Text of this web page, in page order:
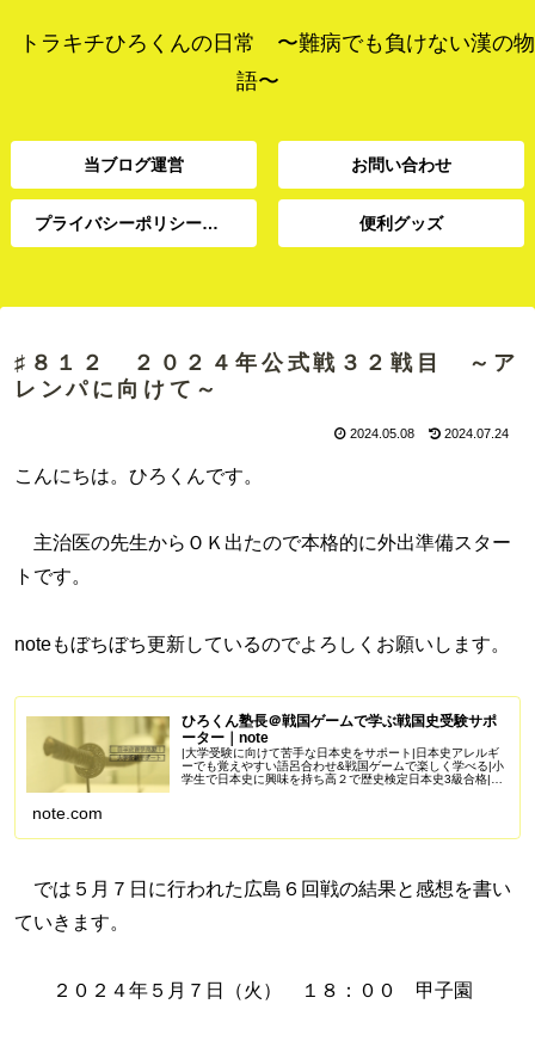
トラキチひろくんの日常 〜難病でも負けない漢の物
語〜
当ブログ運営 お問い合わせ
プライバシーポリシー、免責事項 便利グッズ
♯８１２ ２０２４年公式戦３２戦目 ～ア
レンパに向けて～
2024.05.08 2024.07.24
こんにちは。ひろくんです。
主治医の先生からＯＫ出たので本格的に外出準備スター
トです。
noteもぼちぼち更新しているのでよろしくお願いします。
ひろくん塾長＠戦国ゲームで学ぶ戦国史受験サポ
ーター｜note
|大学受験に向けて苦手な日本史をサポート|日本史アレルギ
ーでも覚えやすい語呂合わせ&戦国ゲームで楽しく学べる|小
学生で日本史に興味を持ち高２で歴史検定日本史3級合格|苦
note.com
では５月７日に行われた広島６回戦の結果と感想を書い
ていきます。
２０２４年５月７日（火） １８：００ 甲子園